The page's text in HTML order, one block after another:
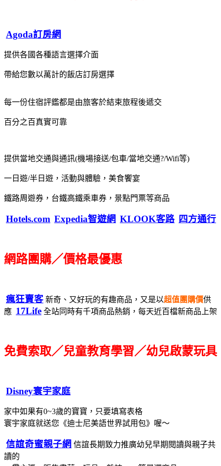
Agoda訂房網
提供各國各種語言選擇介面
帶給您數以萬計的飯店訂房選擇
每一份住宿評鑑都是由旅客於結束旅程後遞交
百分之百真實可靠
提供當地交通與通訊(機場接送/包車/當地交通?/Wifi等)
一日遊/半日遊，活動與體驗，美食饗宴
鐵路周遊券，台鐵高鐵乘車券，景點門票等商品
Hotels.com Expedia智遊網 KLOOK客路 四方通行
網路團購／價格最優惠
瘋狂賣客 新奇、又好玩的有趣商品，又是以超值團購價供
應 17Life 全站同時有千項商品熱銷，每天近百檔新商品上架
免費索取／兒童教育學習／幼兒啟蒙玩具
Disney寰宇家庭
家中如果有0~3歲的寶寶，只要填寫表格
寰宇家庭就送您《迪士尼美語世界試用包》喔～
信誼奇蜜親子網 信誼長期致力推廣幼兒早期閱讀與親子共
讀的